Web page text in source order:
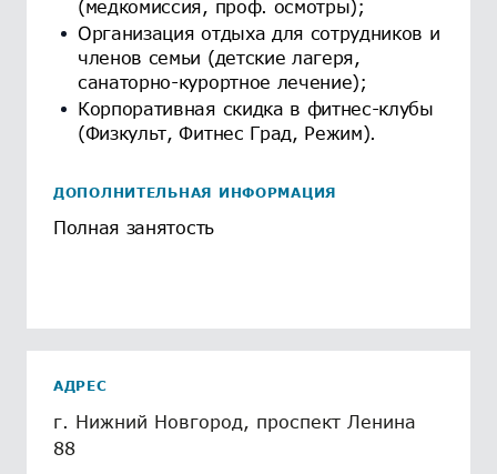
(медкомиссия, проф. осмотры);
Организация отдыха для сотрудников и
членов семьи (детские лагеря,
санаторно-курортное лечение);
Корпоративная скидка в фитнес-клубы
(Физкульт, Фитнес Град, Режим).
ДОПОЛНИТЕЛЬНАЯ ИНФОРМАЦИЯ
Полная занятость
АДРЕС
г. Нижний Новгород, проспект Ленина
88